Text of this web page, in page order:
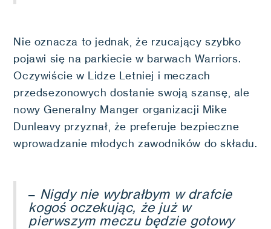
Nie oznacza to jednak, że rzucający szybko
pojawi się na parkiecie w barwach Warriors.
Oczywiście w Lidze Letniej i meczach
przedsezonowych dostanie swoją szansę, ale
nowy Generalny Manger organizacji Mike
Dunleavy przyznał, że preferuje bezpieczne
wprowadzanie młodych zawodników do składu.
– Nigdy nie wybrałbym w drafcie
kogoś oczekując, że już w
pierwszym meczu będzie gotowy